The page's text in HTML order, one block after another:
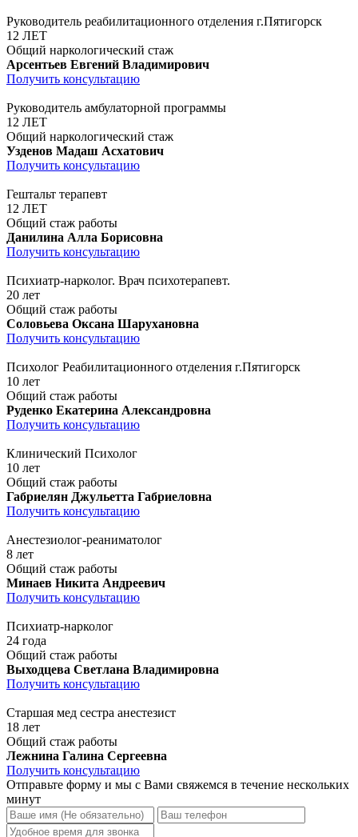
Руководитель реабилитационного отделения г.Пятигорск
12 ЛЕТ
Общий наркологический стаж
Арсентьев Евгений Владимирович
Получить консультацию
Руководитель амбулаторной программы
12 ЛЕТ
Общий наркологический стаж
Узденов Мадаш Асхатович
Получить консультацию
Гештальт терапевт
12 ЛЕТ
Общий стаж работы
Данилина Алла Борисовна
Получить консультацию
Психиатр-нарколог. Врач психотерапевт.
20 лет
Общий стаж работы
Соловьева Оксана Шарухановна
Получить консультацию
Психолог Реабилитационного отделения г.Пятигорск
10 лет
Общий стаж работы
Руденко Екатерина Александровна
Получить консультацию
Клинический Психолог
10 лет
Общий стаж работы
Габриелян Джульетта Габриеловна
Получить консультацию
Анестезиолог-реаниматолог
8 лет
Общий стаж работы
Минаев Никита Андреевич
Получить консультацию
Психиатр-нарколог
24 года
Общий стаж работы
Выходцева Светлана Владимировна
Получить консультацию
Старшая мед сестра анестезист
18 лет
Общий стаж работы
Лежнина Галина Сергеевна
Получить консультацию
Отправьте форму и мы с Вами свяжемся в течение нескольких
минут